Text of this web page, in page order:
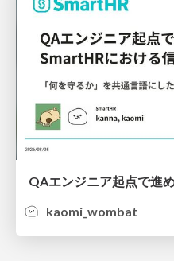
kaomi_wombat